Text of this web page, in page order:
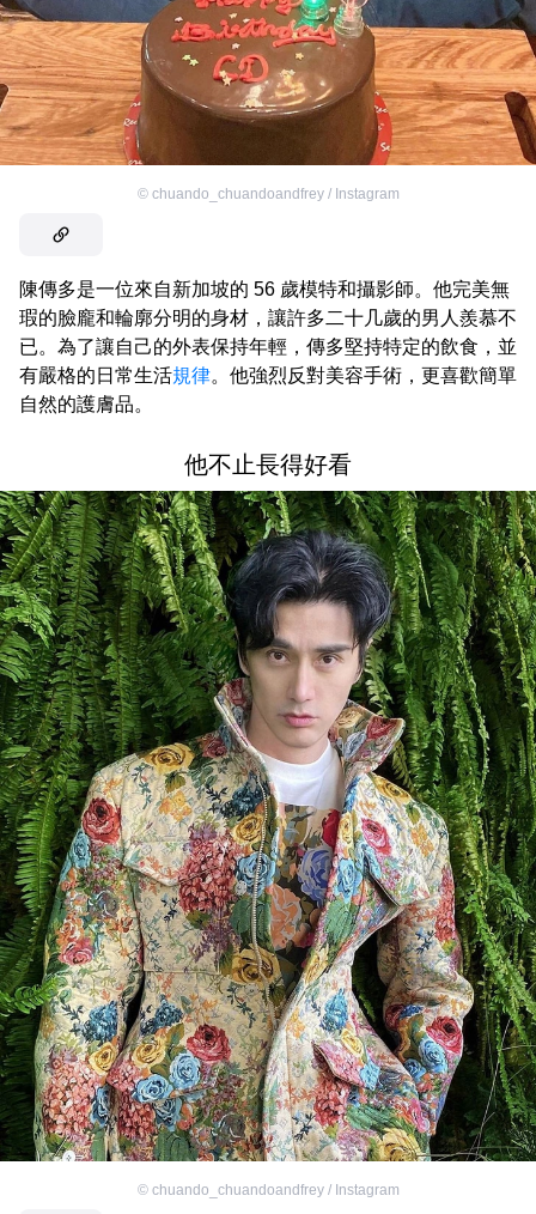
© chuando_chuandoandfrey / Instagram
陳傳多是一位來自新加坡的 56 歲模特和攝影師。他完美無
瑕的臉龐和輪廓分明的身材，讓許多二十几歲的男人羨慕不
已。為了讓自己的外表保持年輕，傳多堅持特定的飲食，並
有嚴格的日常生活規律。他強烈反對美容手術，更喜歡簡單
自然的護膚品。
他不止長得好看
© chuando_chuandoandfrey / Instagram